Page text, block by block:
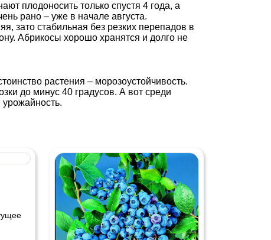
плодоносить только спустя 4 года, а
рано – уже в начале августа.
зато стабильная без резких перепадов в
Абрикосы хорошо хранятся и долго не
растения – морозоустойчивость.
до минус 40 градусов. А вот среди
урожайность.